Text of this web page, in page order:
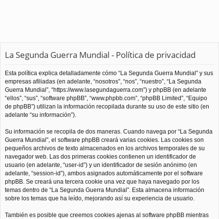
La Segunda Guerra Mundial - Política de privacidad
Esta política explica detalladamente cómo “La Segunda Guerra Mundial” y sus
empresas afiliadas (en adelante, “nosotros”, “nos”, “nuestro”, “La Segunda
Guerra Mundial”, “https://www.lasegundaguerra.com”) y phpBB (en adelante
“ellos”, “sus”, “software phpBB”, “www.phpbb.com”, “phpBB Limited”, “Equipo
de phpBB”) utilizan la información recopilada durante su uso de este sitio (en
adelante “su información”).
Su información se recopila de dos maneras. Cuando navega por “La Segunda
Guerra Mundial”, el software phpBB creará varias cookies. Las cookies son
pequeños archivos de texto almacenados en los archivos temporales de su
navegador web. Las dos primeras cookies contienen un identificador de
usuario (en adelante, “user-id”) y un identificador de sesión anónimo (en
adelante, “session-id”), ambos asignados automáticamente por el software
phpBB. Se creará una tercera cookie una vez que haya navegado por los
temas dentro de “La Segunda Guerra Mundial”. Esta almacena información
sobre los temas que ha leído, mejorando así su experiencia de usuario.
También es posible que creemos cookies ajenas al software phpBB mientras